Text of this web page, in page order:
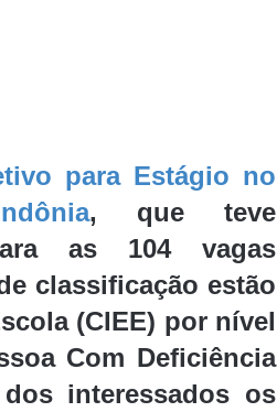
para Estágio no
, que teve
as 104 vagas
classificação estão
(CIEE) por nível
Com Deficiência
interessados os